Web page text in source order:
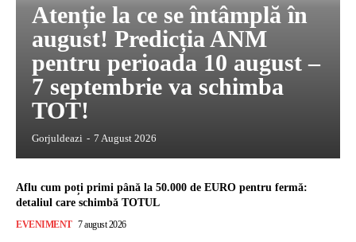
Atenție la ce se întâmplă în
august! Predicția ANM
pentru perioada 10 august –
7 septembrie va schimba
TOT!
Gorjuldeazi - 7 August 2026
Aflu cum poți primi până la 50.000 de EURO pentru fermă:
detaliul care schimbă TOTUL
EVENIMENT 7 august 2026